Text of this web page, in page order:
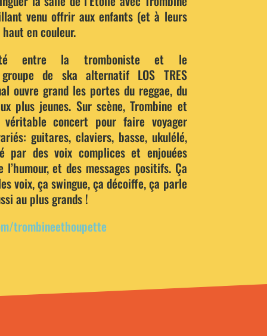
venu offrir aux enfants (et à leurs
en couleur.
entre la tromboniste et le
de ska alternatif LOS TRES
ouvre grand les portes du reggae, du
plus jeunes. Sur scène, Trombine et
concert pour faire voyager
guitares, claviers, basse, ukulélé,
par des voix complices et enjouées
et des messages positifs. Ça
voix, ça swingue, ça décoiffe, ça parle
au plus grands !
trombineethoupette